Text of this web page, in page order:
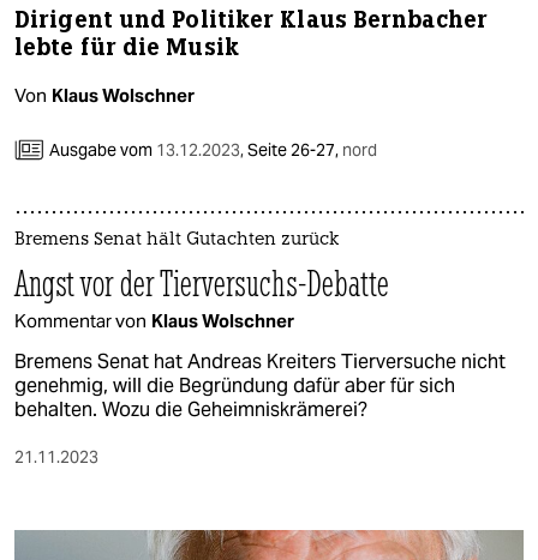
Dirigent und Politiker Klaus Bernbacher
lebte für die Musik
Von Klaus Wolschner
Ausgabe vom 13.12.2023,Seite 26-27, nord
Bremens Senat hält Gutachten zurück
Angst vor der Tierversuchs-Debatte
Kommentar von Klaus Wolschner
Bremens Senat hat Andreas Kreiters Tierversuche nicht
genehmig, will die Begründung dafür aber für sich
behalten. Wozu die Geheimniskrämerei?
21.11.2023